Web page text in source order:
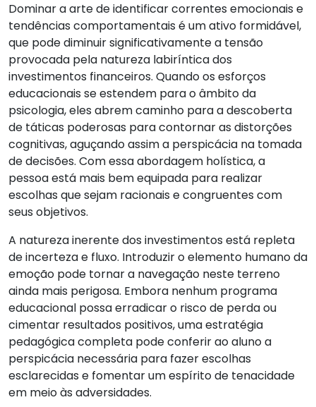
Dominar a arte de identificar correntes emocionais e
tendências comportamentais é um ativo formidável,
que pode diminuir significativamente a tensão
provocada pela natureza labiríntica dos
investimentos financeiros. Quando os esforços
educacionais se estendem para o âmbito da
psicologia, eles abrem caminho para a descoberta
de táticas poderosas para contornar as distorções
cognitivas, aguçando assim a perspicácia na tomada
de decisões. Com essa abordagem holística, a
pessoa está mais bem equipada para realizar
escolhas que sejam racionais e congruentes com
seus objetivos.
A natureza inerente dos investimentos está repleta
de incerteza e fluxo. Introduzir o elemento humano da
emoção pode tornar a navegação neste terreno
ainda mais perigosa. Embora nenhum programa
educacional possa erradicar o risco de perda ou
cimentar resultados positivos, uma estratégia
pedagógica completa pode conferir ao aluno a
perspicácia necessária para fazer escolhas
esclarecidas e fomentar um espírito de tenacidade
em meio às adversidades.